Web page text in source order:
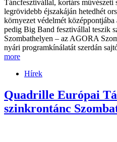
Táncfesztivállal, kortárs művészeti
legrövidebb éjszakáján hetedhét
környezet védelmét
pedig Big Band fesztivállal teszik
Szombathelyen – az AGORA
nyári programkínálatát szerdán
more
Hírek
Quadrille Európai
szinkrontánc